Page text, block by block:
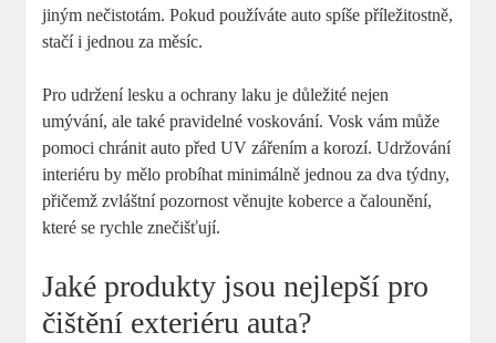
jiným nečistotám. Pokud používáte auto spíše příležitostně,
stačí i jednou za měsíc.
Pro udržení lesku a ochrany laku je důležité nejen
umývání, ale také pravidelné voskování. Vosk vám může
pomoci chránit auto před UV zářením a korozí. Udržování
interiéru by mělo probíhat minimálně jednou za dva týdny,
přičemž zvláštní pozornost věnujte koberce a čalounění,
které se rychle znečišťují.
Jaké produkty jsou nejlepší pro
čištění exteriéru auta?